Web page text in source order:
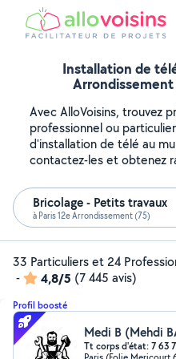
Installation de
Avec AlloVoisins, trouvez
professionnel ou
d'installation de télé au
contactez-les et obtenez
Bricolage - Petits travaux
à Paris 12e Arrondissement (75)
33 Particuliers et 24
-
4,8/5 (7 445 avis)
Profil boosté
Medi B (Mehdi
Tt corps d'état: 7 63